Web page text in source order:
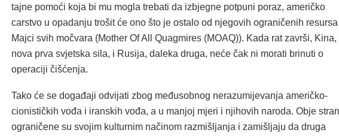
tajne pomoći koja bi mu mogla trebati da izbjegne potpuni poraz, američko
carstvo u opadanju trošit će ono što je ostalo od njegovih ograničenih
Majci svih močvara (Mother Of All Quagmires (MOAQ)). Kada rat završi, Kina,
nova prva svjetska sila, i Rusija, daleka druga, neće čak ni morati brinuti o
operaciji čišćenja.
Tako će se događaji odvijati zbog međusobnog nerazumijevanja američko-
cionističkih vođa i iranskih vođa, a u manjoj mjeri i njihovih naroda. Obje
ograničene su svojim kulturnim načinom razmišljanja i zamišljaju da druga